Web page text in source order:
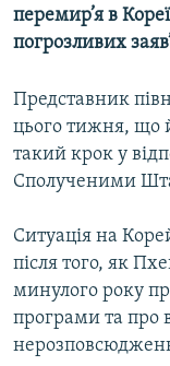
ПОДКАСТИ
РУС
УКР
КТАТ
ДОЛУЧАЙСЯ!
перемир’я в
погрозливих
Представник
цього тижня, що
такий крок у
Сполученими
Ситуація на
після того, як
минулого року
програми та про